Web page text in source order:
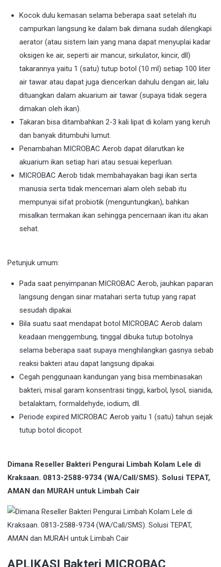
Kocok dulu kemasan selama beberapa saat setelah itu
campurkan langsung ke dalam bak dimana sudah dilengkapi
aerator (atau sistem lain yang mana dapat menyuplai kadar
oksigen ke air, seperti air mancur, sirkulator, kincir, dll)
takarannya yaitu 1 (satu) tutup botol (10 ml) setiap 100 liter
air tawar atau dapat juga diencerkan dahulu dengan air, lalu
dituangkan dalam akuarium air tawar (supaya tidak segera
dimakan oleh ikan).
Takaran bisa ditambahkan 2-3 kali lipat di kolam yang keruh
dan banyak ditumbuhi lumut.
Penambahan MICROBAC Aerob dapat dilarutkan ke
akuarium ikan setiap hari atau sesuai keperluan.
MICROBAC Aerob tidak membahayakan bagi ikan serta
manusia serta tidak mencemari alam oleh sebab itu
mempunyai sifat probiotik (menguntungkan), bahkan
misalkan termakan ikan sehingga pencernaan ikan itu akan
sehat.
Petunjuk umum:
Pada saat penyimpanan MICROBAC Aerob, jauhkan paparan
langsung dengan sinar matahari serta tutup yang rapat
sesudah dipakai.
Bila suatu saat mendapat botol MICROBAC Aerob dalam
keadaan menggembung, tinggal dibuka tutup botolnya
selama beberapa saat supaya menghilangkan gasnya sebab
reaksi bakteri atau dapat langsung dipakai.
Cegah penggunaan kandungan yang bisa membinasakan
bakteri, misal garam konsentrasi tinggi, karbol, lysol, sianida,
betalaktam, formaldehyde, iodium, dll.
Periode expired MICROBAC Aerob yaitu 1 (satu) tahun sejak
tutup botol dicopot.
Dimana Reseller Bakteri Pengurai Limbah Kolam Lele di
Kraksaan. 0813-2588-9734 (WA/Call/SMS). Solusi TEPAT,
AMAN dan MURAH untuk Limbah Cair
APLIKASI Bakteri MICROBAC